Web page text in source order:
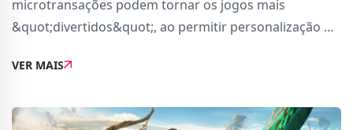
microtransações podem tornar os jogos mais
&quot;divertidos&quot;, ao permitir personalização de
empresa, essas opções são sempre opcionais e feitas
VER MAIS